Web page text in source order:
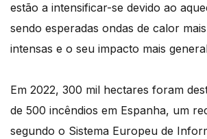
estão a intensificar-se devido ao
sendo esperadas ondas de calor
intensas e o seu impacto mais
Em 2022, 300 mil hectares foram
de 500 incêndios em Espanha, um
segundo o Sistema Europeu de